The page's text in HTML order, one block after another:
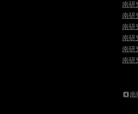
南研
南研
南研
南研
南研
南研
南